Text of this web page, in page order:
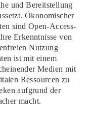
und Bereitstellung
Ökonomischer
sind Open-Access-
Erkenntnisse von
Nutzung
ist mit einem
Medien mit
Ressourcen zu
aufgrund der
macht.